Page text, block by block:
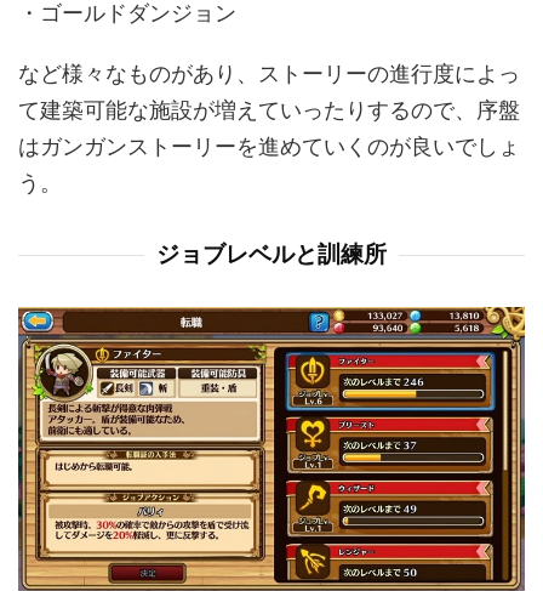
・ゴールドダンジョン
など様々なものがあり、ストーリーの進行度によっ
て建築可能な施設が増えていったりするので、序盤
はガンガンストーリーを進めていくのが良いでしょ
う。
ジョブレベルと訓練所